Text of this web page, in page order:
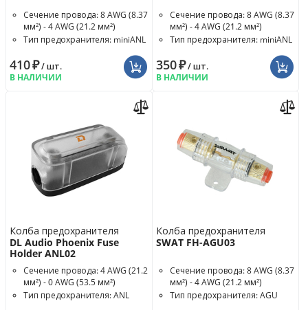
Сечение провода: 8 AWG (8.37
мм²) - 4 AWG (21.2 мм²)
Тип предохранителя: miniANL
410₽/ шт.
В НАЛИЧИИ
Сечение провода: 8 AWG (8.37
мм²) - 4 AWG (21.2 мм²)
Тип предохранителя: miniANL
350₽/ шт.
В НАЛИЧИИ
Колба предохранителя
DL Audio Phoenix Fuse
Holder ANL02
Сечение провода: 4 AWG (21.2
мм²) - 0 AWG (53.5 мм²)
Тип предохранителя: ANL
Колба предохранителя
SWAT FH-AGU03
Сечение провода: 8 AWG (8.37
мм²) - 4 AWG (21.2 мм²)
Тип предохранителя: AGU